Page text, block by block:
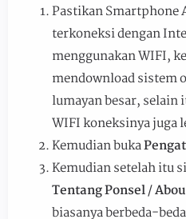
Pastikan Smartphone
terkoneksi dengan
menggunakan WIFI,
mendownload sistem
lumayan besar, selain
WIFI koneksinya juga
Kemudian buka
Kemudian setelah itu
Tentang Ponsel/
biasanya berbeda-